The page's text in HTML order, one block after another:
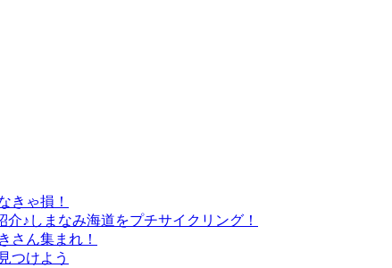
きゃ損！
♪しまなみ海道をプチサイクリング！
さん集まれ！
つけよう